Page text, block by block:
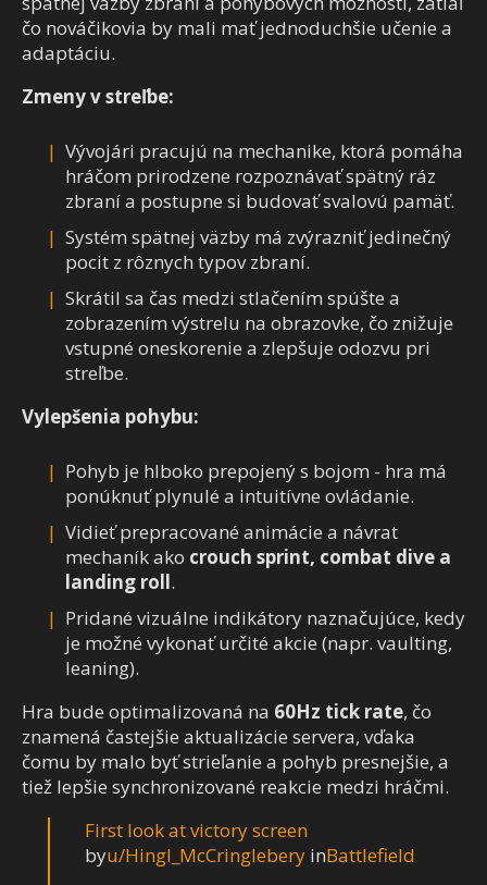
čo nováčikovia by mali mať jednoduchšie učenie a
adaptáciu.
Zmeny v streľbe:
Vývojári pracujú na mechanike, ktorá pomáha
hráčom prirodzene rozpoznávať spätný ráz
zbraní a postupne si budovať svalovú pamäť.
Systém spätnej väzby má zvýrazniť jedinečný
pocit z rôznych typov zbraní.
Skrátil sa čas medzi stlačením spúšte a
zobrazením výstrelu na obrazovke, čo znižuje
vstupné oneskorenie a zlepšuje odozvu pri
streľbe.
Vylepšenia pohybu:
Pohyb je hlboko prepojený s bojom - hra má
ponúknuť plynulé a intuitívne ovládanie.
Vidieť prepracované animácie a návrat
mechaník ako crouch sprint, combat dive a
landing roll.
Pridané vizuálne indikátory naznačujúce, kedy
je možné vykonať určité akcie (napr. vaulting,
leaning).
Hra bude optimalizovaná na 60Hz tick rate, čo
znamená častejšie aktualizácie servera, vďaka
čomu by malo byť strieľanie a pohyb presnejšie, a
tiež lepšie synchronizované reakcie medzi hráčmi.
First look at victory screen
byu/Hingl_McCringlebery inBattlefield